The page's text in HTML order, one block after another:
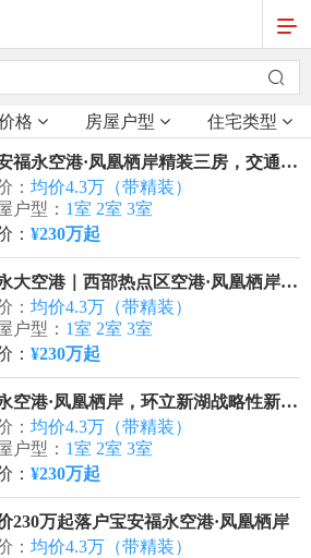
格 房屋户型 住宅类型
宝安福永空港·凤凰栖岸精装三房，交通便捷高效畅行
：均价4.3万（带精装）
户型： 1室 2室 3室
：¥230万起
福永大空港｜西部热点区空港·凤凰栖岸总价230万起
：均价4.3万（带精装）
户型： 1室 2室 3室
：¥230万起
福永空港·凤凰栖岸，环立新湖战略性新型产业带精装三房
：均价4.3万（带精装）
户型： 1室 2室 3室
：¥230万起
230万起落户宝安福永空港·凤凰栖岸
：均价4.3万（带精装）